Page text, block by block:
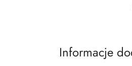
Informacje